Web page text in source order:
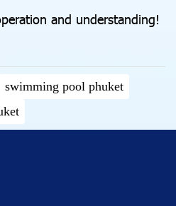
and understanding!
swimming pool phuket